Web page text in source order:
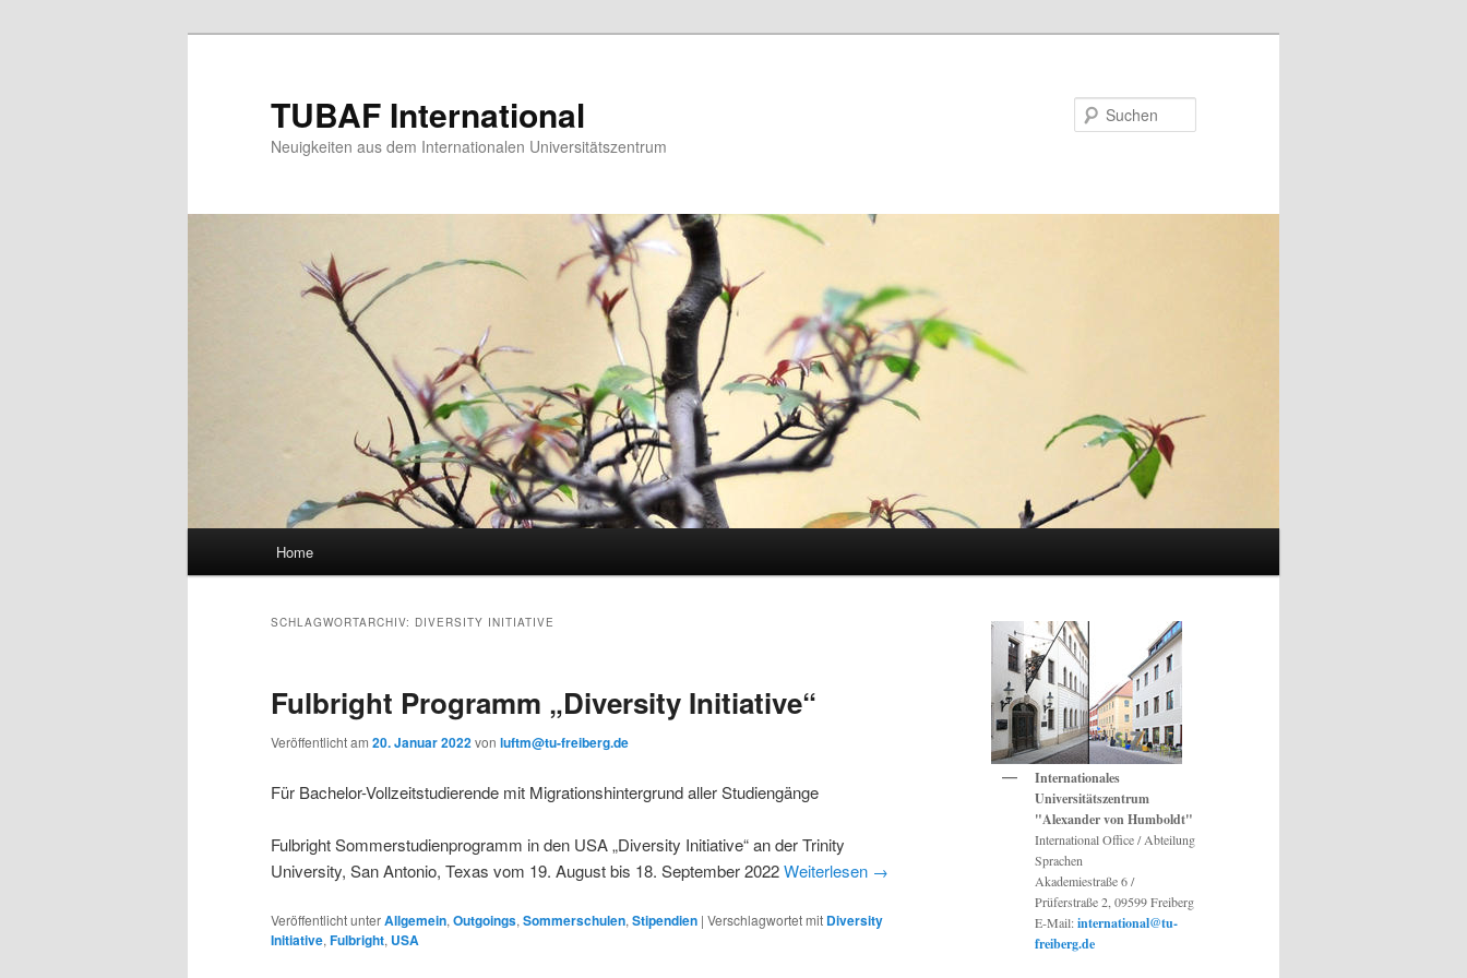
TUBAF International
Neuigkeiten aus dem Internationalen Universitätszentrum
Home
SCHLAGWORTARCHIV: DIVERSITY INITIATIVE
Fulbright Programm „Diversity Initiative“
Veröffentlicht am 20. Januar 2022von luftm@tu-freiberg.de
Für Bachelor-Vollzeitstudierende mit Migrationshintergrund aller Studiengänge
Fulbright Sommerstudienprogramm in den USA „Diversity Initiative“ an der Trinity
University, San Antonio, Texas vom 19. August bis 18. September 2022Weiterlesen →
Veröffentlicht unterAllgemein, Outgoings, Sommerschulen, Stipendien | Verschlagwortet mit Diversity
Initiative, Fulbright, USA
Internationales
Universitätszentrum
"Alexander von Humboldt"
International Office / Abteilung
Sprachen
Akademiestraße 6 /
Prüferstraße 2, 09599 Freiberg
E-Mail:international@tu-
freiberg.de